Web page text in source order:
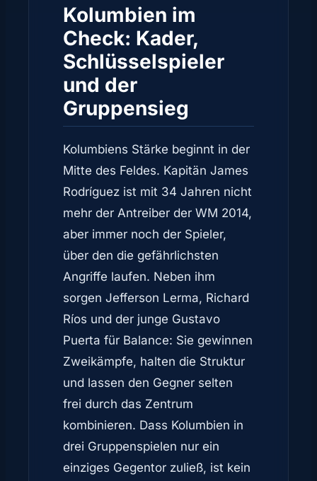
Kolumbien im
Check: Kader,
Schlüsselspieler
und der
Gruppensieg
Kolumbiens Stärke beginnt in der
Mitte des Feldes. Kapitän James
Rodríguez ist mit 34 Jahren nicht
mehr der Antreiber der WM 2014,
aber immer noch der Spieler,
über den die gefährlichsten
Angriffe laufen. Neben ihm
sorgen Jefferson Lerma, Richard
Ríos und der junge Gustavo
Puerta für Balance: Sie gewinnen
Zweikämpfe, halten die Struktur
und lassen den Gegner selten
frei durch das Zentrum
kombinieren. Dass Kolumbien in
drei Gruppenspielen nur ein
einziges Gegentor zuließ, ist kein